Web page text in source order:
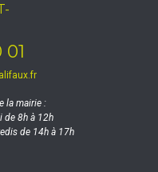
01
la mairie :
de 8h à 12h
de 14h à 17h